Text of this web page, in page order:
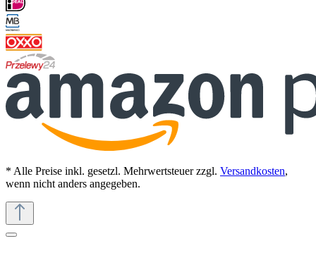
* Alle Preise inkl. gesetzl. Mehrwertsteuer zzgl. Versandkosten,
wenn nicht anders angegeben.